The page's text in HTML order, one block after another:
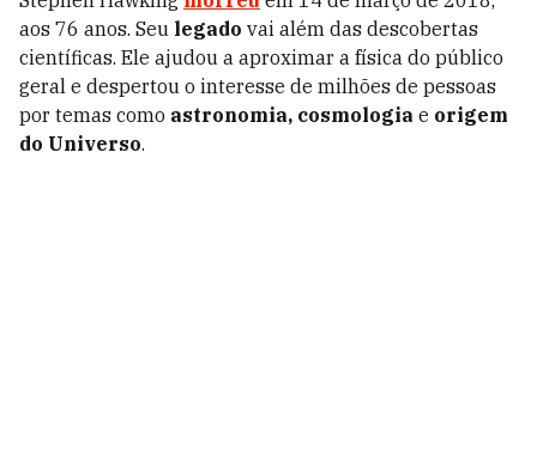
aos 76 anos. Seu legado vai além das descobertas
científicas. Ele ajudou a aproximar a física do público
geral e despertou o interesse de milhões de pessoas
por temas como astronomia, cosmologia e origem
do Universo.